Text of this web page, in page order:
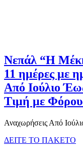
Νεπάλ “Η
11 ημέρες με
Από Ιούλιο
Τιμή με
Αναχωρήσεις Από
ΔΕΙΤΕ ΤΟ ΠΑΚΕΤΟ